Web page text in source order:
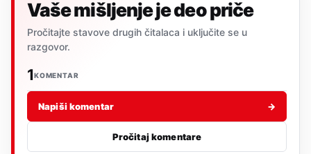
Vaše mišljenje je deo priče
Pročitajte stavove drugih čitalaca i uključite se u
razgovor.
1KOMENTAR
Napiši komentar →
Pročitaj komentare